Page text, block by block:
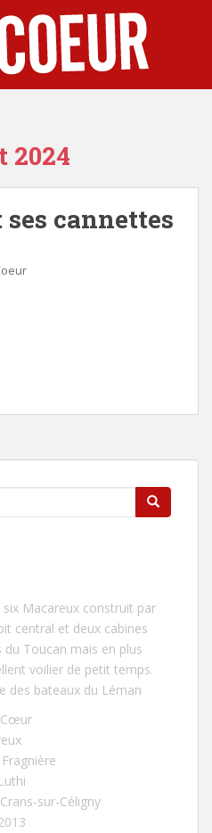
2024
cannettes
six Macareux construit par
central et deux cabines
Toucan mais en plus
voilier de petit temps.
des bateaux du Léman
sur-Céligny